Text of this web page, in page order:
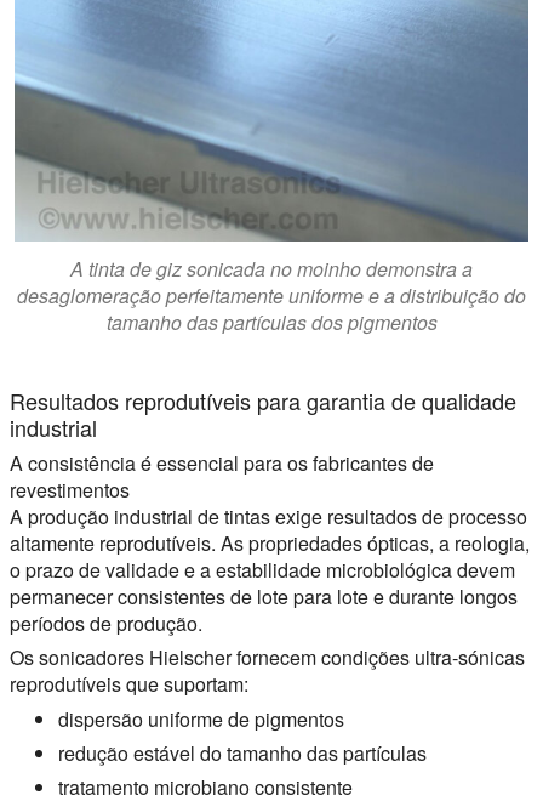
A tinta de giz sonicada no moinho demonstra a
desaglomeração perfeitamente uniforme e a distribuição do
tamanho das partículas dos pigmentos
Resultados reprodutíveis para garantia de qualidade
industrial
A consistência é essencial para os fabricantes de
revestimentos
A produção industrial de tintas exige resultados de processo
altamente reprodutíveis. As propriedades ópticas, a reologia,
o prazo de validade e a estabilidade microbiológica devem
permanecer consistentes de lote para lote e durante longos
períodos de produção.
Os sonicadores Hielscher fornecem condições ultra-sónicas
reprodutíveis que suportam:
dispersão uniforme de pigmentos
redução estável do tamanho das partículas
tratamento microbiano consistente